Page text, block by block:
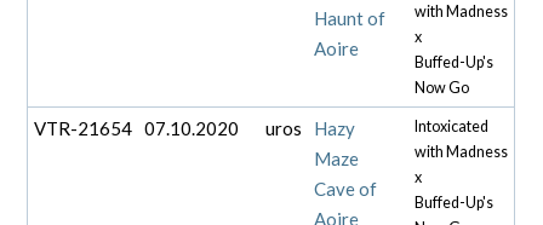
Haunt of
Aoire
with Madness
x
Buffed-Up's
Now Go
VTR-21654 07.10.2020 uros
Hazy
Maze
Cave of
Aoire
Intoxicated
with Madness
x
Buffed-Up's